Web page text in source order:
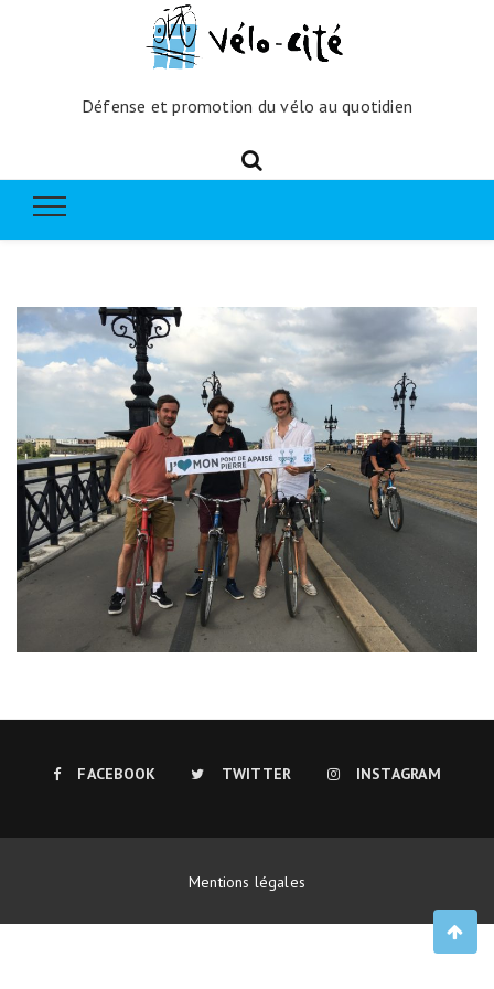
Défense et promotion du vélo au quotidien
FACEBOOK TWITTER INSTAGRAM
Mentions légales